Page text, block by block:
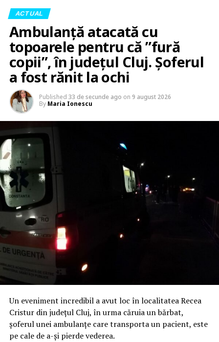
ACTUAL
Ambulanță atacată cu
topoarele pentru că ”fură
copii”, în județul Cluj. Șoferul
a fost rănit la ochi
Published 33 de secunde ago on 9 august 2026
By Maria Ionescu
Un eveniment incredibil a avut loc în localitatea Recea
Cristur din județul Cluj, în urma căruia un bărbat,
șoferul unei ambulanțe care transporta un pacient, este
pe cale de a-și pierde vederea.